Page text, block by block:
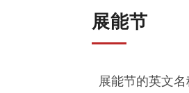
展能节
展能节的英文